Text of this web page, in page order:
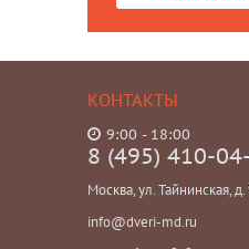
КОНТАКТЫ
9:00 - 18:00
8 (495) 410-
Москва, ул. Тайнинская,
info@dveri-md.ru